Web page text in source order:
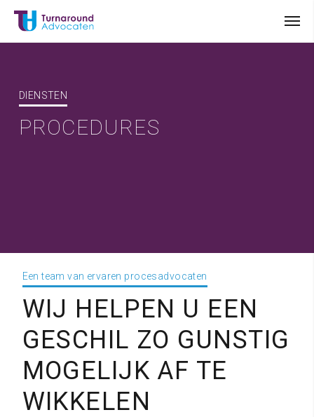
DIENSTEN
PROCEDURES
Een team van ervaren procesadvocaten
WIJ HELPEN U EEN
GESCHIL ZO GUNSTIG
MOGELIJK AF TE
WIKKELEN